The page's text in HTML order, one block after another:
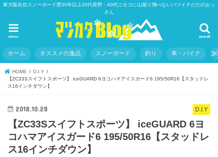
東大阪在住スノーボード歴30年以上20代長野・40代ニセコに山籠り飛べないバツイチだだのおっ
さん
search
menu
ホーム オススメの逸品 スノーボード 釣り 車・バイク
HOME
D.I.Y
【ZC33Sスイフトスポーツ】 iceGUARD 6ヨコハマアイスガード6 195/50R16【スタッドレ
ス16インチダウン】
D.I.Y
2018.10.28
【ZC33Sスイフトスポーツ】 iceGUARD 6ヨ
コハマアイスガード6 195/50R16【スタッドレ
ス16インチダウン】